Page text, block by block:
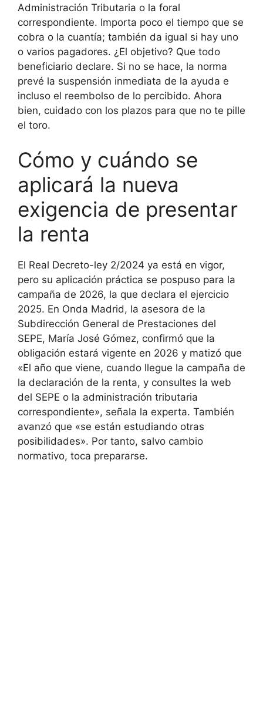
Administración Tributaria o la foral
correspondiente. Importa poco el tiempo que se
cobra o la cuantía; también da igual si hay uno
o varios pagadores. ¿El objetivo? Que todo
beneficiario declare. Si no se hace, la norma
prevé la suspensión inmediata de la ayuda e
incluso el reembolso de lo percibido. Ahora
bien, cuidado con los plazos para que no te pille
el toro.
Cómo y cuándo se
aplicará la nueva
exigencia de presentar
la renta
El Real Decreto-ley 2/2024 ya está en vigor,
pero su aplicación práctica se pospuso para la
campaña de 2026, la que declara el ejercicio
2025. En Onda Madrid, la asesora de la
Subdirección General de Prestaciones del
SEPE, María José Gómez, confirmó que la
obligación estará vigente en 2026 y matizó que
«El año que viene, cuando llegue la campaña de
la declaración de la renta, y consultes la web
del SEPE o la administración tributaria
correspondiente», señala la experta. También
avanzó que «se están estudiando otras
posibilidades». Por tanto, salvo cambio
normativo, toca prepararse.